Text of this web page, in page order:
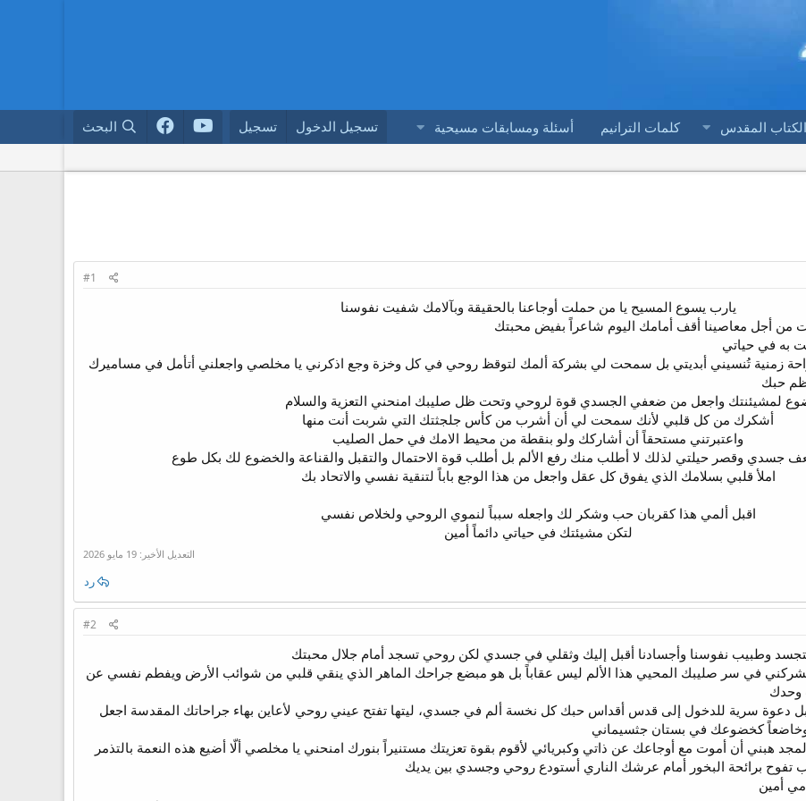
المقدس كلمات الترانيم أسئلة ومسابقات مسيحية تسجيل الدخول تسجيل البحث
#1
يارب يسوع المسيح يا من حملت أوجاعنا بالحقيقة وبآلامك شفيت نفوسنا​
من أجل معاصينا أقف أمامك اليوم شاعراً بفيض محبتك
به في حياتي
زمنية تُنسيني أبديتي بل سمحت لي بشركة ألمك لتوقظ روحي في كل وخزة وجع اذكرني يا مخلصي واجعلني أتأمل في مساميرك
حبك
لمشيئنتك واجعل من ضعفي الجسدي قوة لروحي وتحت ظل صليبك امنحني التعزية والسلام
أشكرك من كل قلبي لأنك سمحت لي أن أشرب من كأس جلجثتك التي شربت أنت منها
واعتبرتني مستحقاً أن أشاركك ولو بنقطة من محيط الامك في حمل الصليب
جسدي وقصر حيلتي لذلك لا أطلب منك رفع الألم بل أطلب قوة الاحتمال والتقبل والقناعة والخضوع لك بكل طوع
املأ قلبي بسلامك الذي يفوق كل عقل واجعل من هذا الوجع باباً لتنقية نفسي والاتحاد بك
اقبل ألمي هذا كقربان حب وشكر لك واجعله سبباً لنموي الروحي ولخلاص نفسي
لتكن مشيئتك في حياتي دائماً أمين​
التعديل الأخير: 19 مايو 2026
رد
#2
وطبيب نفوسنا وأجسادنا أقبل إليك وثقلي في جسدي لكن روحي تسجد أمام جلال محبتك
في سر صليبك المحيي هذا الألم ليس عقاباً بل هو مبضع جراحك الماهر الذي ينقي قلبي من شوائب الأرض ويفطم نفسي عن
وحدك
دعوة سرية للدخول إلى قدس أقداس حبك كل نخسة ألم في جسدي، ليتها تفتح عيني روحي لأعاين بهاء جراحاتك المقدسة اجعل
كخضوعك في بستان جثسيماني
هبني أن أموت مع أوجاعك عن ذاتي وكبريائي لأقوم بقوة تعزيتك مستنيراً بنورك امنحني يا مخلصي ألّا أضيع هذه النعمة بالتذمر
تفوح برائحة البخور أمام عرشك الناري أستودع روحي وجسدي بين يديك
أمين